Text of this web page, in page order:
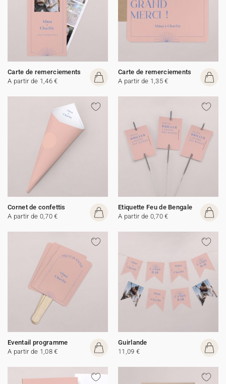
Carte de remerciements
A partir de 1,46 €
Carte de remerciements
A partir de 1,35 €
Cornet de confettis
A partir de 0,70 €
Etiquette Feu de Bengale
A partir de 0,70 €
Eventail programme
A partir de 1,08 €
Guirlande
11,09 €